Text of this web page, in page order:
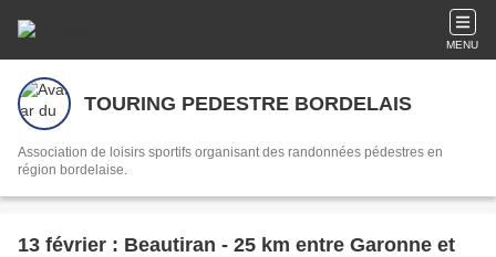
MENU
TOURING PEDESTRE BORDELAIS
Association de loisirs sportifs organisant des randonnées pédestres en
région bordelaise.
13 février : Beautiran - 25 km entre Garonne et